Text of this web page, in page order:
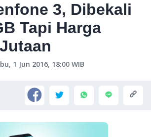
3, Dibekali
Tapi Harga
1 Jun 2016, 18:00 WIB